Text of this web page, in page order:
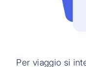
Per viaggio si